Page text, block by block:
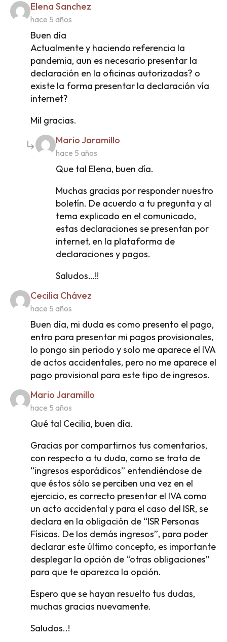
Elena Sanchez
hace 5 años
Buen día
Actualmente y haciendo referencia la
pandemia, aun es necesario presentar la
declaración en la oficinas autorizadas? o
existe la forma presentar la declaración vía
internet?
Mil gracias.
Mario Jaramillo
hace 5 años
Que tal Elena, buen día.
Muchas gracias por responder nuestro
boletín. De acuerdo a tu pregunta y al
tema explicado en el comunicado,
estas declaraciones se presentan por
internet, en la plataforma de
declaraciones y pagos.
Saludos…!!
Cecilia Chávez
hace 5 años
Buen día, mi duda es como presento el pago,
entro para presentar mi pagos provisionales,
lo pongo sin periodo y solo me aparece el IVA
de actos accidentales, pero no me aparece el
pago provisional para este tipo de ingresos.
Mario Jaramillo
hace 5 años
Qué tal Cecilia, buen día.
Gracias por compartirnos tus comentarios,
con respecto a tu duda, como se trata de
“ingresos esporádicos” entendiéndose de
que éstos sólo se perciben una vez en el
ejercicio, es correcto presentar el IVA como
un acto accidental y para el caso del ISR, se
declara en la obligación de “ISR Personas
Físicas. De los demás ingresos”, para poder
declarar este último concepto, es importante
desplegar la opción de “otras obligaciones”
para que te aparezca la opción.
Espero que se hayan resuelto tus dudas,
muchas gracias nuevamente.
Saludos..!